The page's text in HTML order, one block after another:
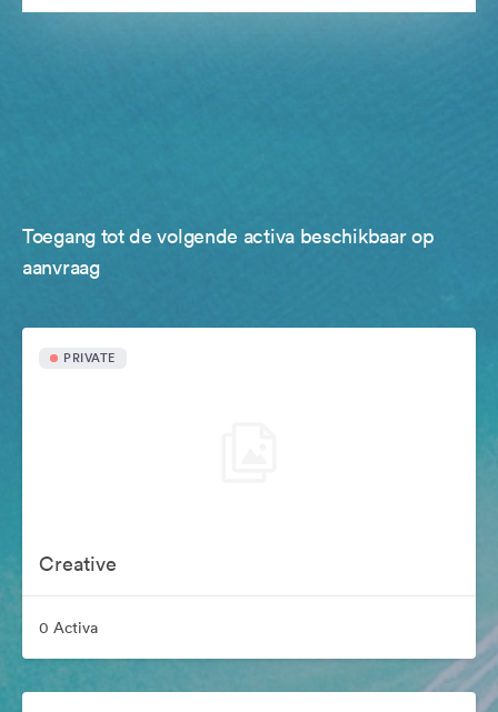
Toegang tot de volgende activa beschikbaar op
aanvraag
PRIVATE
Creative
0 Activa